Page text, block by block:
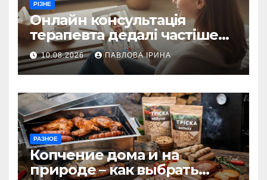
РІЗНЕ
Онлайн консультація
терапевта дедалі частіше
замінює візит у поліклініку
10.08.2026 ПАВЛОВА ІРИНА
РАЗНОЕ
Копчение дома и на
природе – как выбрать